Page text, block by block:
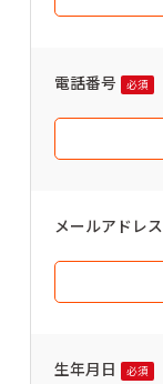
電話番号 必須
メールアドレス
生年月日 必須